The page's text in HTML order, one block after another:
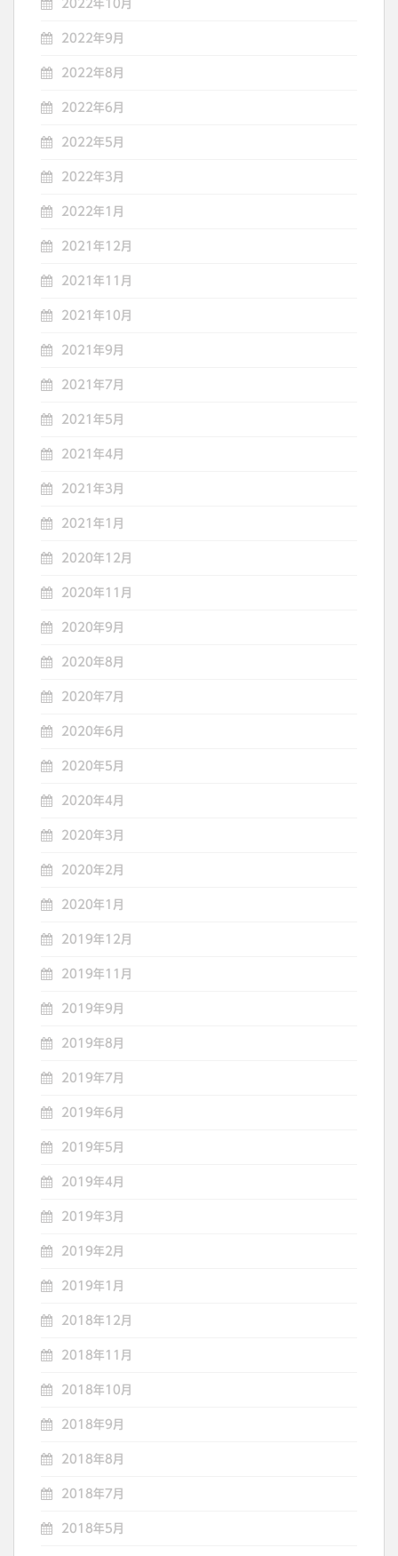
2022年10月
2022年9月
2022年8月
2022年6月
2022年5月
2022年3月
2022年1月
2021年12月
2021年11月
2021年10月
2021年9月
2021年7月
2021年5月
2021年4月
2021年3月
2021年1月
2020年12月
2020年11月
2020年9月
2020年8月
2020年7月
2020年6月
2020年5月
2020年4月
2020年3月
2020年2月
2020年1月
2019年12月
2019年11月
2019年9月
2019年8月
2019年7月
2019年6月
2019年5月
2019年4月
2019年3月
2019年2月
2019年1月
2018年12月
2018年11月
2018年10月
2018年9月
2018年8月
2018年7月
2018年5月